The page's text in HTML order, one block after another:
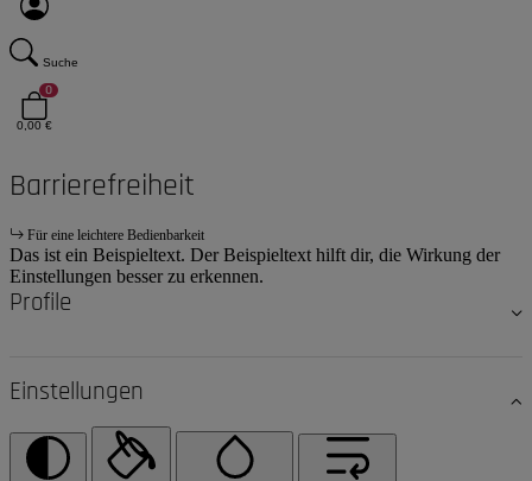
Suche
0
0,00 €
Barrierefreiheit
Für eine leichtere Bedienbarkeit
Das ist ein Beispieltext. Der Beispieltext hilft dir, die Wirkung der
Einstellungen besser zu erkennen.
Profile
Einstellungen